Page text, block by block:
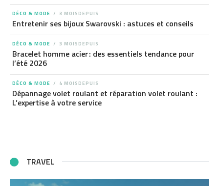
DÉCO & MODE 3 MOISDEPUIS
Entretenir ses bijoux Swarovski : astuces et conseils
DÉCO & MODE 3 MOISDEPUIS
Bracelet homme acier : des essentiels tendance pour
l’été 2026
DÉCO & MODE 4 MOISDEPUIS
Dépannage volet roulant et réparation volet roulant :
L’expertise à votre service
TRAVEL